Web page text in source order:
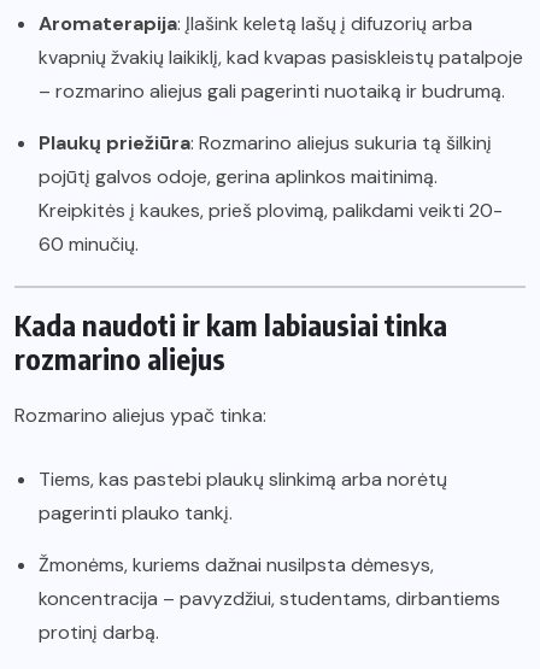
Aromaterapija: Įlašink keletą lašų į difuzorių arba
kvapnių žvakių laikiklį, kad kvapas pasiskleistų patalpoje
– rozmarino aliejus gali pagerinti nuotaiką ir budrumą.
Plaukų priežiūra: Rozmarino aliejus sukuria tą šilkinį
pojūtį galvos odoje, gerina aplinkos maitinimą.
Kreipkitės į kaukes, prieš plovimą, palikdami veikti 20-
60 minučių.
Kada naudoti ir kam labiausiai tinka
rozmarino aliejus
Rozmarino aliejus ypač tinka:
Tiems, kas pastebi plaukų slinkimą arba norėtų
pagerinti plauko tankį.
Žmonėms, kuriems dažnai nusilpsta dėmesys,
koncentracija – pavyzdžiui, studentams, dirbantiems
protinį darbą.